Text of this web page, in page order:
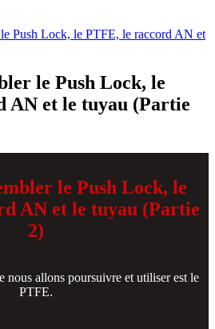
Push Lock, le PTFE, le raccord AN et
le Push Lock, le
AN et le tuyau (Partie
le Push Lock, le
AN et le tuyau (Partie
2)
nous allons poursuivre et utiliser est le
PTFE.